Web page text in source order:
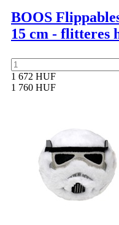
BOOS
15 cm - flitteres
1 672 HUF
1 760 HUF